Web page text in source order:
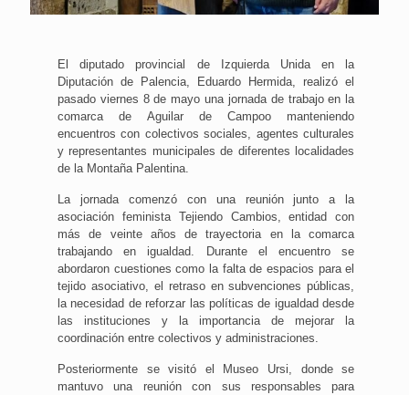
El diputado provincial de Izquierda Unida en la
Diputación de Palencia, Eduardo Hermida, realizó el
pasado viernes 8 de mayo una jornada de trabajo en la
comarca de Aguilar de Campoo manteniendo
encuentros con colectivos sociales, agentes culturales
y representantes municipales de diferentes localidades
de la Montaña Palentina.
La jornada comenzó con una reunión junto a la
asociación feminista Tejiendo Cambios, entidad con
más de veinte años de trayectoria en la comarca
trabajando en igualdad. Durante el encuentro se
abordaron cuestiones como la falta de espacios para el
tejido asociativo, el retraso en subvenciones públicas,
la necesidad de reforzar las políticas de igualdad desde
las instituciones y la importancia de mejorar la
coordinación entre colectivos y administraciones.
Posteriormente se visitó el Museo Ursi, donde se
mantuvo una reunión con sus responsables para